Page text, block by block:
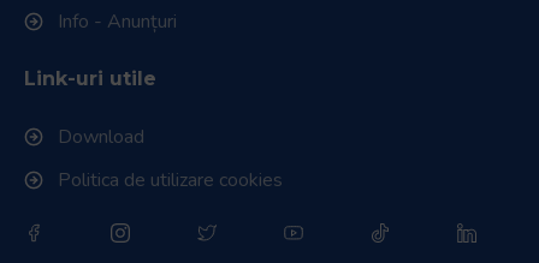
Info - Anunțuri
Link-uri utile
Download
Politica de utilizare cookies